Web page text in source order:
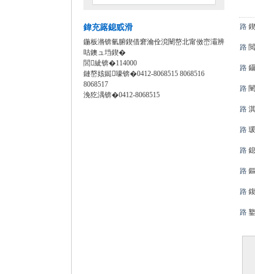
鍏充簬鎴戜滑
鍦板潃锛氫腑鍥借窘瀹佺渷闉嶅北甯傚崈灞辨
咕鐭ュ垱鍥�
閭紪锛�114000
鏈嶅姟鐑嚎锛�0412-8068515 8068516
8068517
浼犵湡锛�0412-8068515
路
路
路
路
路
路
路
路
路
路